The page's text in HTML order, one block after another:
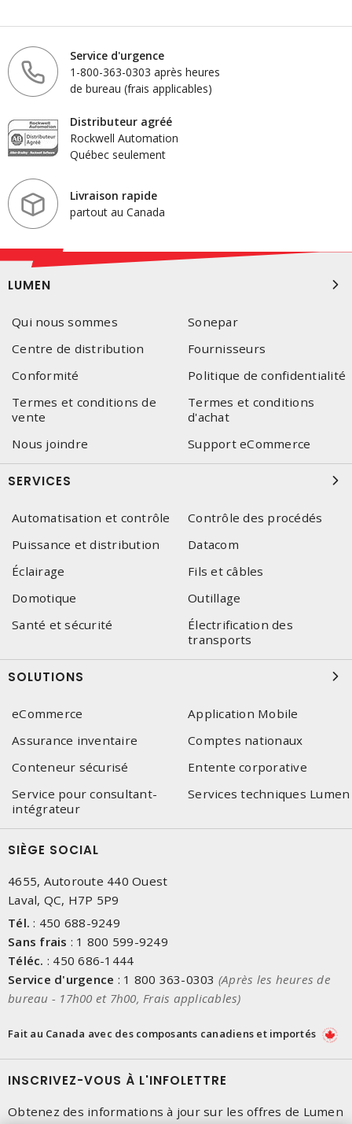
Service d'urgence
1-800-363-0303 après heures
de bureau (frais applicables)
Distributeur agréé
Rockwell Automation
Québec seulement
Livraison rapide
partout au Canada
LUMEN
Qui nous sommes
Sonepar
Centre de distribution
Fournisseurs
Conformité
Politique de confidentialité
Termes et conditions de
vente
Termes et conditions
d'achat
Nous joindre
Support eCommerce
SERVICES
Automatisation et contrôle
Contrôle des procédés
Puissance et distribution
Datacom
Éclairage
Fils et câbles
Domotique
Outillage
Santé et sécurité
Électrification des
transports
SOLUTIONS
eCommerce
Application Mobile
Assurance inventaire
Comptes nationaux
Conteneur sécurisé
Entente corporative
Service pour consultant-
intégrateur
Services techniques Lumen
SIÈGE SOCIAL
4655, Autoroute 440 Ouest
Laval, QC, H7P 5P9
Tél. : 450 688-9249
Sans frais : 1 800 599-9249
Téléc. : 450 686-1444
Service d'urgence : 1 800 363-0303 (Après les heures de
bureau - 17h00 et 7h00, Frais applicables)
Fait au Canada avec des composants canadiens et importés
INSCRIVEZ-VOUS À L'INFOLETTRE
Obtenez des informations à jour sur les offres de Lumen